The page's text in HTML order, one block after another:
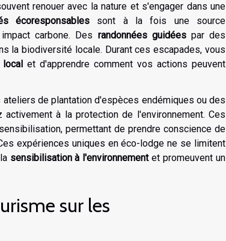
renouer avec la nature et s'engager dans une
écoresponsables sont à la fois une source
carbone. Des randonnées guidéespar des
la biodiversité locale. Durant ces escapades, vous
local et d'apprendre comment vos actions peuvent
de plantation d'espèces endémiques ou des
à la protection de l'environnement. Ces
permettant de prendre conscience de
expériences uniques en éco-lodge ne se limitent
sensibilisation à l'environnementet promeuvent un
sur les